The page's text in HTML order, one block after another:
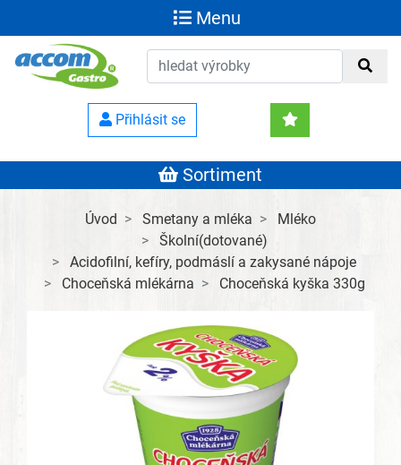
Menu
Přihlásit se
Sortiment
Úvod Smetany a mléka
Mléko
Školní(dotované)
Acidofilní, kefíry, podmáslí a zakysané nápoje
Choceňská mlékárna
Choceňská kyška 330g